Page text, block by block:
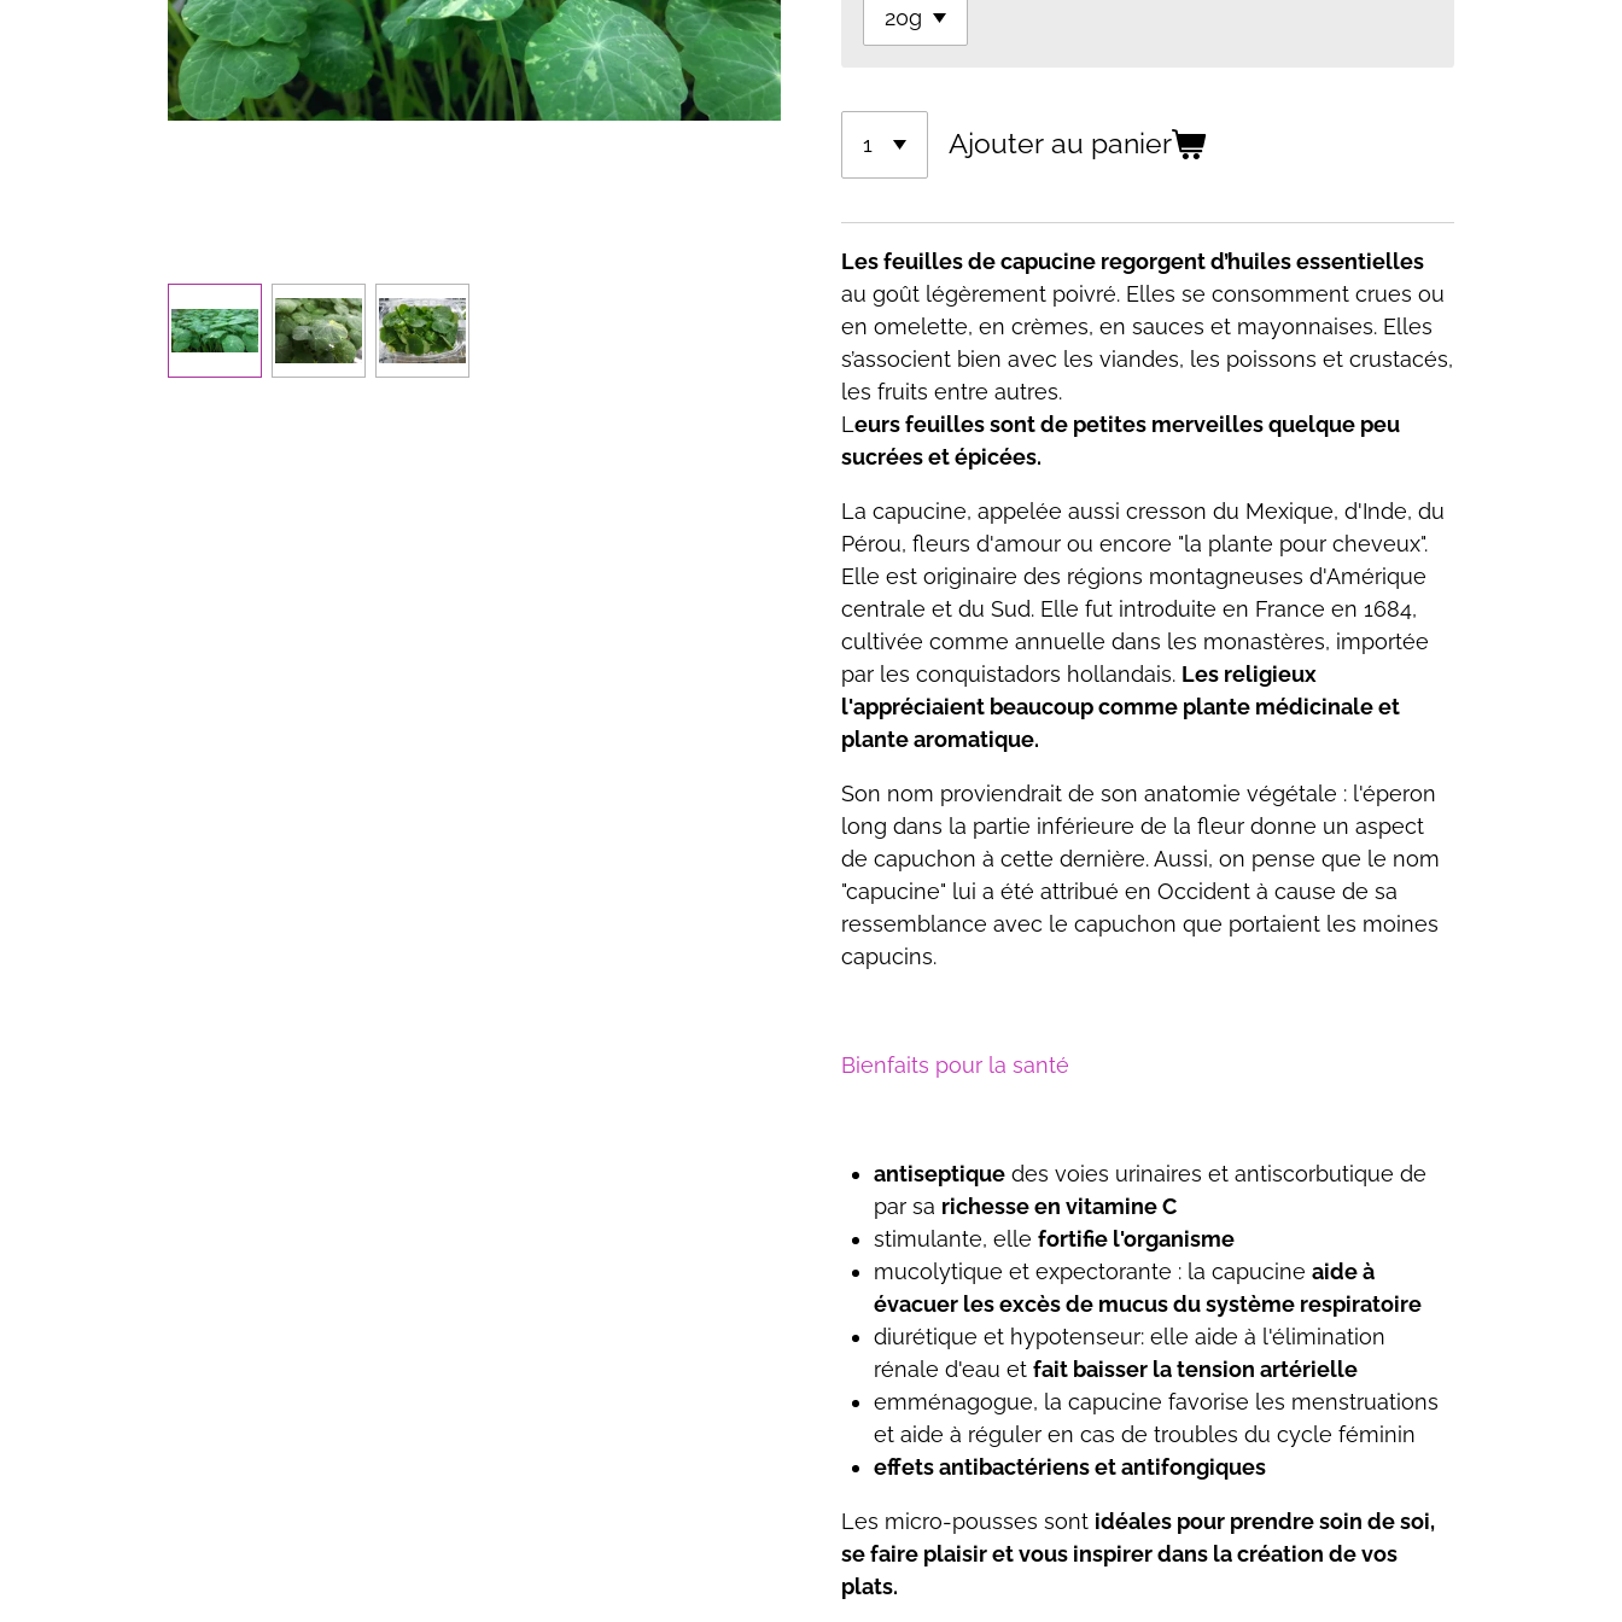
Ajouter au panier
Les feuilles de capucine regorgent d’huiles essentielles
au goût légèrement poivré. Elles se consomment crues ou
en omelette, en crèmes, en sauces et mayonnaises. Elles
s’associent bien avec les viandes, les poissons et crustacés,
les fruits entre autres.
Leurs feuilles sont de petites merveilles quelque peu
sucrées et épicées.
La capucine, appelée aussi cresson du Mexique, d'Inde, du
Pérou, fleurs d'amour ou encore "la plante pour cheveux".
Elle est originaire des régions montagneuses d'Amérique
centrale et du Sud. Elle fut introduite en France en 1684,
cultivée comme annuelle dans les monastères, importée
par les conquistadors hollandais. Les religieux
l'appréciaient beaucoup comme plante médicinale et
plante aromatique.
Son nom proviendrait de son anatomie végétale : l'éperon
long dans la partie inférieure de la fleur donne un aspect
de capuchon à cette dernière. Aussi, on pense que le nom
"capucine" lui a été attribué en Occident à cause de sa
ressemblance avec le capuchon que portaient les moines
capucins.
Bienfaits pour la santé
antiseptique des voies urinaires et antiscorbutique de
par sa richesse en vitamine C
stimulante, elle fortifie l'organisme
mucolytique et expectorante : la capucine aide à
évacuer les excès de mucus du système respiratoire
diurétique et hypotenseur: elle aide à l'élimination
rénale d'eau et fait baisser la tension artérielle
emménagogue, la capucine favorise les menstruations
et aide à réguler en cas de troubles du cycle féminin
effets antibactériens et antifongiques
Les micro-pousses sont idéales pour prendre soin de soi,
se faire plaisir et vous inspirer dans la création de vos
plats.